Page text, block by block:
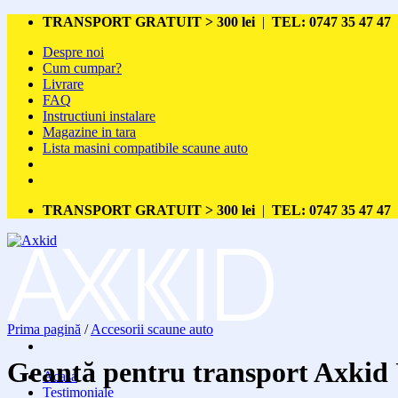
Skip
content
TRANSPORT GRATUIT > 300 lei | TEL: 0747 35 47 47
Despre noi
Cum cumpar?
Livrare
FAQ
Instructiuni instalare
Magazine in tara
Lista masini compatibile scaune auto
TRANSPORT GRATUIT > 300 lei | TEL: 0747 35 47 47
Acasa
Testimoniale
Prima pagină / Accesorii scaune auto
Geantă pentru transport Axkid